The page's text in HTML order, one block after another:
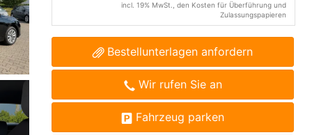
incl. 19% MwSt., den Kosten für Überführung und
Zulassungspapieren
Bestellunterlagen anfordern
Wir rufen Sie an
Fahrzeug parken